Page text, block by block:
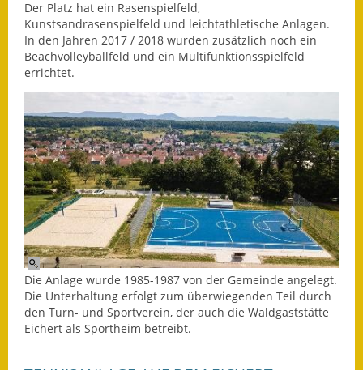
Infos in Leichter Sprache
Mitteilungsblatt
Notfallplanung
Ortsplan
Schadensmeldung
Straßenbau
Landesstraße
Kreisstraße
Umleitungsplan
Der Platz hat ein Rasenspielfeld,
Kunstsandrasenspielfeld und leichtathletische Anlagen.
In den Jahren 2017 / 2018 wurden zusätzlich noch ein
Beachvolleyballfeld und ein Multifunktionsspielfeld
errichtet.
Die Anlage wurde 1985-1987 von der Gemeinde angelegt.
Die Unterhaltung erfolgt zum überwiegenden Teil durch
den Turn- und Sportverein, der auch die Waldgaststätte
Eichert als Sportheim betreibt.